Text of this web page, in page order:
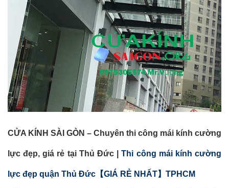
CỬA KÍNH SÀI GÒN – Chuyên thi công mái kính cường
lực đẹp, giá rẻ tại Thủ Đức |Thi công mái kính cường
lực đẹp quận Thủ Đức【GIÁ RẺ NHẤT】TPHCM